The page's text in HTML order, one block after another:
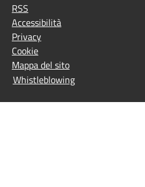
RSS
Accessibilità
Privacy
Cookie
Mappa del sito
Whistleblowing